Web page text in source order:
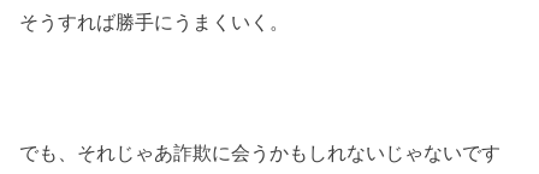
そうすれば勝手にうまくいく。
でも、それじゃあ詐欺に会うかもしれないじゃないです